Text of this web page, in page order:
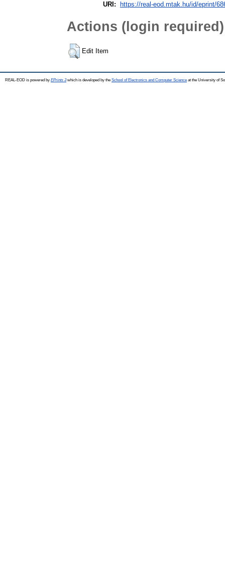
URI:
https://real-eod.mtak.hu/id/eprint/
Actions (login required)
Edit Item
REAL-EOD is powered by EPrints 3which is developed by the School of Electronics and Computer Science at the University of